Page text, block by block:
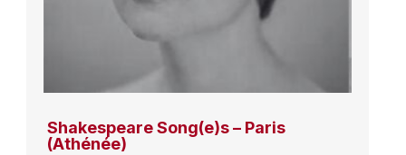
Shakespeare Song(e)s – Paris
(Athénée)